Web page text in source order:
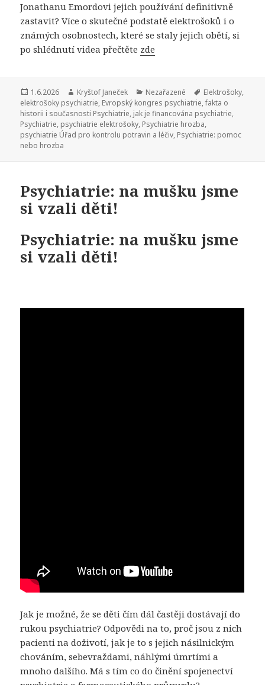
Jonathanu Emordovi jejich používání definitivně
zastavit? Více o skutečné podstatě elektrošoků i o
známých osobnostech, které se staly jejich obětí, si
po shlédnutí videa přečtěte zde
Publikováno:
1.6.2026 Autor:
Kryštof Janeček Rubriky:
Nezařazené Štítky:
Elektrošoky,
elektrošoky psychiatrie, Evropský kongres psychiatrie,fakta o
historii i současnosti Psychiatrie, jak je financována psychiatrie,
Psychiatrie, psychiatrie elektrošoky, Psychiatrie hrozba,
psychiatrie Úřad pro kontrolu potravin a léčiv, Psychiatrie: pomoc
nebo hrozba
Psychiatrie: na mušku jsme
si vzali děti!
Psychiatrie: na mušku jsme
si vzali děti!
Jak je možné, že se děti čím dál častěji dostávají do
rukou psychiatrie? Odpovědi na to, proč jsou z nich
pacienti na doživotí, jak je to s jejich násilnickým
chováním, sebevraždami, náhlými úmrtími a
mnoho dalšího. Má s tím co do činění spojenectví